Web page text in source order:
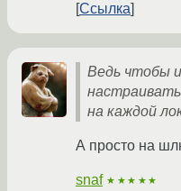
Ссылка
Ведь чтобы
на каждой
А просто на
snaf ★★★★★